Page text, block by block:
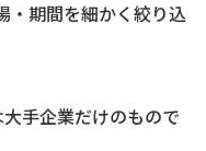
・期間を細かく絞り込
手企業だけのもので